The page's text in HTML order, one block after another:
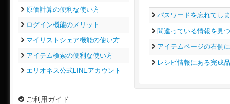
原価計算の便利な使い方
ログイン機能のメリット
マイリストシェア機能の使い方
アイテム検索の便利な使い方
エリオネス公式LINEアカウント
ご利用ガイド
パスワードを忘れてし
間違っている情報を見
アイテムページの右側
レシピ情報にある完成